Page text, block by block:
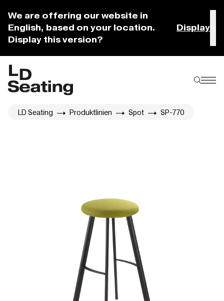
We are offering our website in
English, based on your location.
Display this version?
Display
LD Seating Produktlinien Spot SP-770